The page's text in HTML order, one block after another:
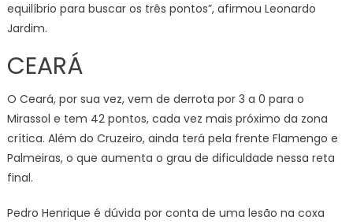
equilíbrio para buscar os três pontos”, afirmou Leonardo
Jardim.
CEARÁ
O Ceará, por sua vez, vem de derrota por 3 a 0 para o
Mirassol e tem 42 pontos, cada vez mais próximo da zona
crítica. Além do Cruzeiro, ainda terá pela frente Flamengo e
Palmeiras, o que aumenta o grau de dificuldade nessa reta
final.
Pedro Henrique é dúvida por conta de uma lesão na coxa